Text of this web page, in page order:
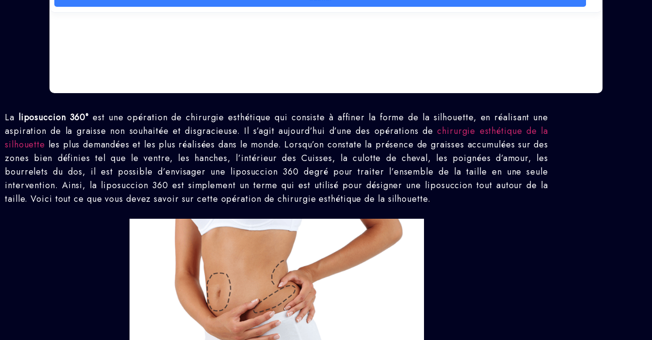
La liposuccion 360° est une opération de chirurgie esthétique qui consiste à affiner la forme de la silhouette, en réalisant une
aspiration de la graisse non souhaitée et disgracieuse. Il s’agit aujourd’hui d’une des opérations dechirurgie esthétique de la
silhouette les plus demandées et les plus réalisées dans le monde. Lorsqu’on constate la présence de graisses accumulées sur des
zones bien définies tel que le ventre, les hanches, l’intérieur des Cuisses, la culotte de cheval, les poignées d’amour, les
bourrelets du dos, il est possible d’envisager une liposuccion 360 degré pour traiter l’ensemble de la taille en une seule
intervention. Ainsi, la liposuccion 360 est simplement un terme qui est utilisé pour désigner une liposuccion tout autour de la
taille. Voici tout ce que vous devez savoir sur cette opération de chirurgie esthétique de la silhouette.